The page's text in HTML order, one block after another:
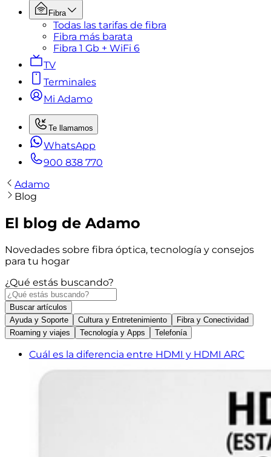
Fibra
Todas las tarifas de fibra
Fibra más barata
Fibra 1 Gb + WiFi 6
TV
Terminales
Mi Adamo
Te llamamos
WhatsApp
900 838 770
Adamo
Blog
El blog de Adamo
Novedades sobre fibra óptica, tecnología y consejos
para tu hogar
¿Qué estás buscando?
Buscar artículos
Ayuda y Soporte
Cultura y Entretenimiento
Fibra y Conectividad
Roaming y viajes
Tecnología y Apps Telefonía
Cuál es la diferencia entre HDMI y HDMI ARC